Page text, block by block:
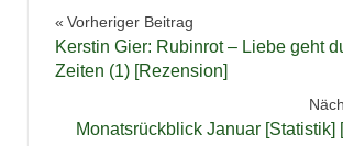
Fantasy
Jugendbuch
Zeitreise
Beitragsnavigation
Vorheriger Beitrag
Kerstin Gier: Rubinrot – Liebe geht
Zeiten (1) [Rezension]
Monatsrückblick Januar [Statistik]